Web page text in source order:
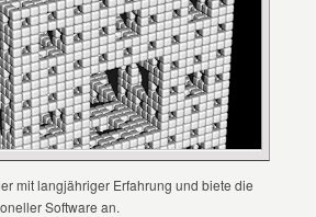
mit langjähriger Erfahrung und biete die
Software an.